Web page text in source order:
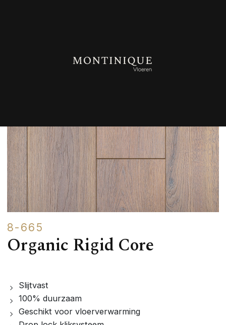
8-665
Organic Rigid Core
Slijtvast
100% duurzaam
Geschikt voor vloerverwarming